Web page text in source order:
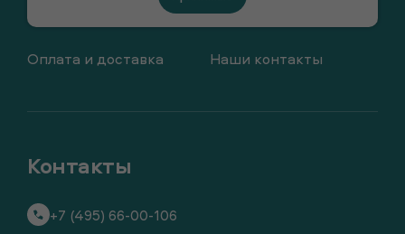
О компании
Оплата и доставка
Программа лояльности
Наши контакты
+7 (495) 66-00-106